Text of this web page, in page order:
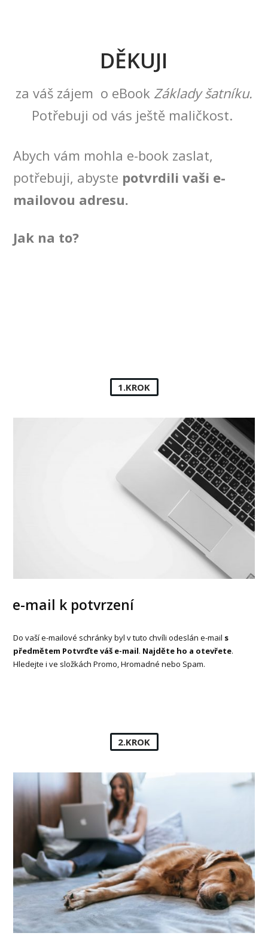
DĚKUJI
za váš zájem o eBook Základy šatníku.
Potřebuji od vás ještě maličkost.
Abych vám mohla e-book zaslat,
potřebuji, abyste potvrdili vaši e-
mailovou adresu.
Jak na to?
1.KROK
e-mail k potvrzení
Do vaší e-mailové schránky byl v tuto chvíli odeslán e-mail s
předmětem Potvrďte váš e-mail. Najděte ho a otevřete.
Hledejte i ve složkách Promo, Hromadné nebo Spam.
2.KROK